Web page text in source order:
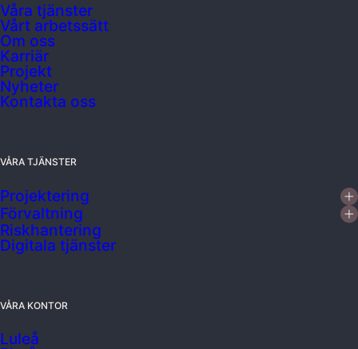
Våra tjänster
Vårt arbetssätt
Om oss
Karriär
Projekt
Nyheter
Kontakta oss
VÅRA TJÄNSTER
Projektering
Förvaltning
Riskhantering
Digitala tjänster
VÅRA KONTOR
Luleå